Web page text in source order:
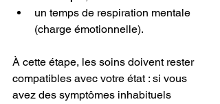
un temps de respiration mentale
(charge émotionnelle).
À cette étape, les soins doivent rester
compatibles avec votre état : si vous
avez des symptômes inhabituels